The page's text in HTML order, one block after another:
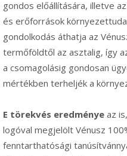
gondos előállítására, illetve
és erőforrások
gondolkodás áthatja az
termőföldtől az asztalig, így
a csomagolásig gondosan
mértékben terheljék a
E törekvés eredménye az
logóval megjelölt Vénusz
fenntarthatósági